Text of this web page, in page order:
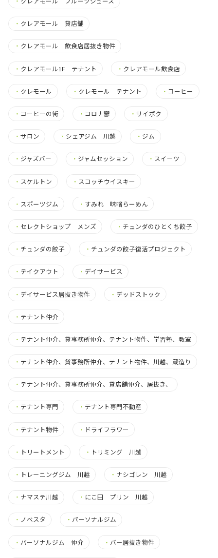
・ クレアモール 貸店舗
・ クレアモール 飲食店居抜き物件
・ クレアモール1F テナント ・ クレアモール飲食店
・ クレモール ・ クレモール テナント ・ コーヒー
・ コーヒーの街 ・ コロナ鬱 ・サイボク
・ サロン ・ シェアジム 川越 ・ ジム
・ ジャズバー ・ ジャムセッション ・ スイーツ
・ スケルトン ・ スコッチウイスキー
・ スポーツジム ・ すみれ 味噌らーめん
・ セレクトショップ メンズ ・ チュンダのひとくち餃子
・ チュンダの餃子 ・ チュンダの餃子復活プロジェクト
・ テイクアウト ・ デイサービス
・ デイサービス居抜き物件 ・ デッドストック
・ テナント仲介
・ テナント仲介、貸事務所仲介、テナント物件、学習塾、教室
・ テナント仲介、貸事務所仲介、テナント物件、川越、蔵造り
・ テナント仲介、貸事務所仲介、貸店舗仲介、居抜き、
・ テナント専門 ・ テナント専門不動産
・ テナント物件 ・ ドライフラワー
・ トリートメント ・ トリミング 川越
・ トレーニングジム 川越 ・ ナシゴレン 川越
・ ナマステ川越 ・ にこ田 プリン 川越
・ ノベスタ ・ パーソナルジム
・ パーソナルジム 仲介 ・ バー居抜き物件